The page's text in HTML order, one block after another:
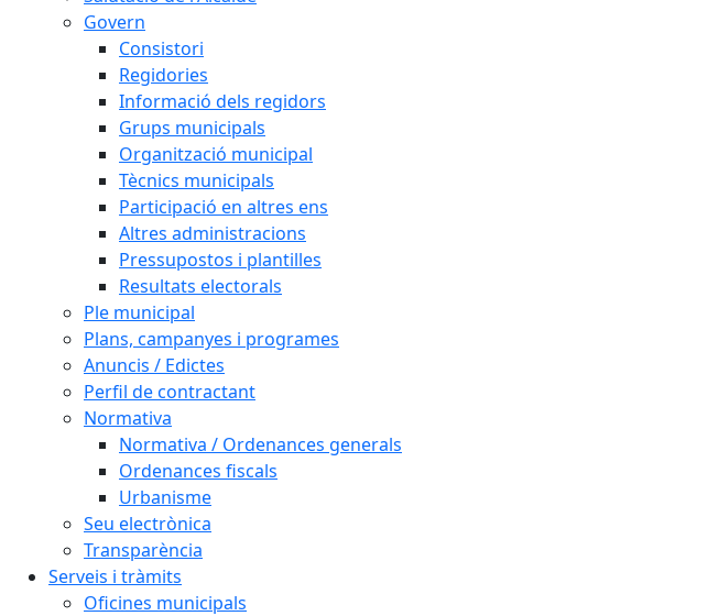
Govern
Consistori
Regidories
Informació dels regidors
Grups municipals
Organització municipal
Tècnics municipals
Participació en altres ens
Altres administracions
Pressupostos i plantilles
Resultats electorals
Ple municipal
Plans, campanyes i programes
Anuncis / Edictes
Perfil de contractant
Normativa
Normativa / Ordenances generals
Ordenances fiscals
Urbanisme
Seu electrònica
Transparència
Serveis i tràmits
Oficines municipals